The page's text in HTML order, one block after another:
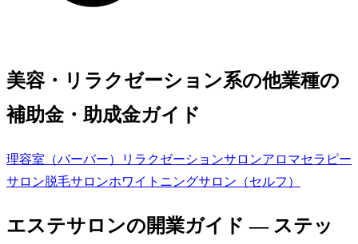
美容・リラクゼーション系の他業種の
補助金・助成金ガイド
理容室（バーバー） リラクゼーションサロンアロマセラピー
サロン脱毛サロンホワイトニングサロン（セルフ）
エステサロンの開業ガイド — ステッ